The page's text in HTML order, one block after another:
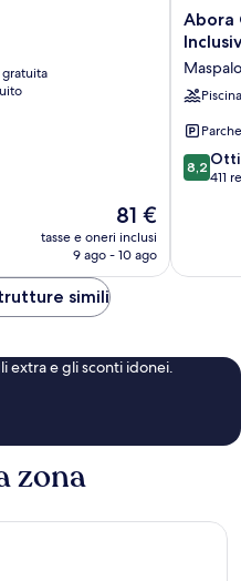
Il
prezzo
attuale
81 €
tasse e oneri inclusi
9 ago - 10 ago
Abora
Lopesan
Hotels
All
Inclusive
Abora
Piscina
8.2
su
8,2
411
simili
extra e gli sconti idonei.
zona